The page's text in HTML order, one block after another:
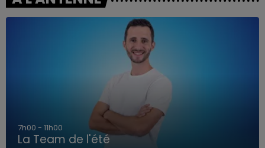
7h00 - 11h00
La Team de l'été